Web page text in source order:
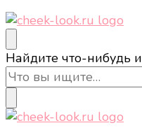
cheek-look.ru
Женский сайт о
здоровом образе
еде.
Ищите
что-
то?
Найдите что-нибудь